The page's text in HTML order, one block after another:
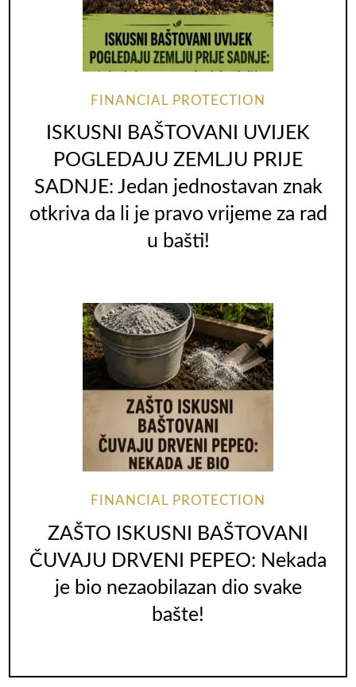
FINANCIAL PROTECTION
ISKUSNI BAŠTOVANI UVIJEK
POGLEDAJU ZEMLJU PRIJE
SADNJE: Jedan jednostavan znak
otkriva da li je pravo vrijeme za rad
u bašti!
FINANCIAL PROTECTION
ZAŠTO ISKUSNI BAŠTOVANI
ČUVAJU DRVENI PEPEO: Nekada
je bio nezaobilazan dio svake
bašte!